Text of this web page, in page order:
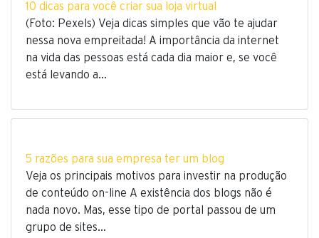
10 dicas para você criar sua loja virtual
(Foto: Pexels) Veja dicas simples que vão te ajudar
nessa nova empreitada! A importância da internet
na vida das pessoas está cada dia maior e, se você
está levando a…
5 razões para sua empresa ter um blog
Veja os principais motivos para investir na produção
de conteúdo on-line A existência dos blogs não é
nada novo. Mas, esse tipo de portal passou de um
grupo de sites…